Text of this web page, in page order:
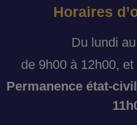
Horaires
Du lundi
de 9h00 à 12h00,
Permanence état-